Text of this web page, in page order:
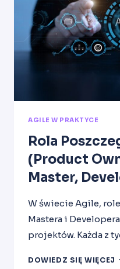
AGILE W PRAKTYCE
Rola
(Product
Master,
W świecie Agile,
Mastera i
projektów. Każda z
DOWIEDZ SIĘ WIĘCEJ